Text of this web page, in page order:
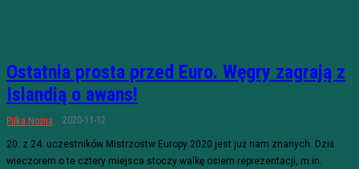
Ostatnia prosta przed Euro. Węgry zagrają z
Islandią o awans!
Piłka Nożna 2020-11-12
20. z 24. uczestników Mistrzostw Europy 2020 jest już nam znanych. Dziś
wieczorem o te cztery miejsca stoczy walkę osiem reprezentacji, m.in.